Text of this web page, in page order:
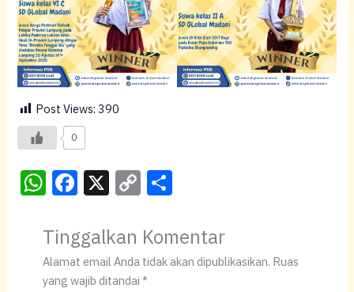
Post Views: 390
0
W
at
s
A
F
c
e
b
X C
p
y
Li
ar
e
Tinggalkan Komentar
Alamat email Anda tidak akan dipublikasikan. Ruas
yang wajib ditandai *